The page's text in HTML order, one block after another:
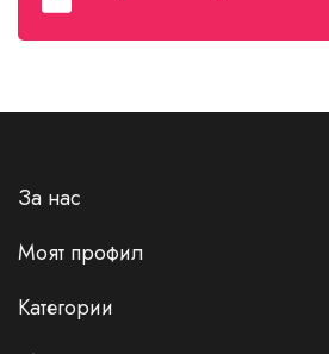
За нас
Моят профил
Категории